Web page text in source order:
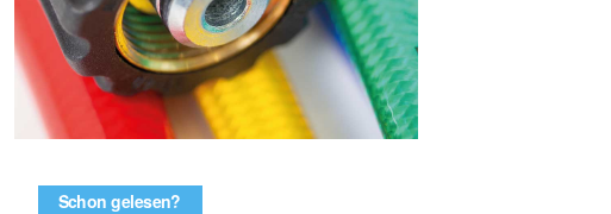
Schon gelesen?